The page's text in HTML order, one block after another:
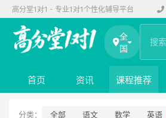
高分堂1对1 - 专业1对1个性化辅导平台
全
国
首页 资讯 课程推荐
分类： 全部 语文 数学 英语